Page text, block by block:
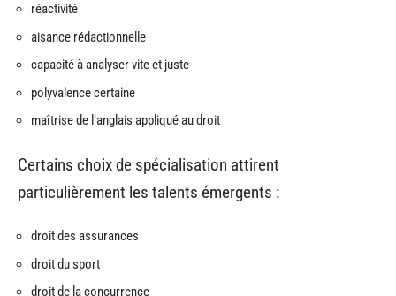
réactivité
aisance rédactionnelle
capacité à analyser vite et juste
polyvalence certaine
maîtrise de l’anglais appliqué au droit
Certains choix de spécialisation attirent
particulièrement les talents émergents :
droit des assurances
droit du sport
droit de la concurrence